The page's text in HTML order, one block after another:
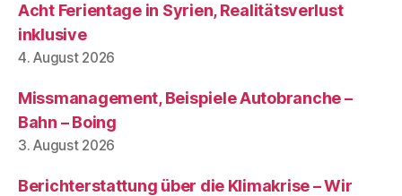
Acht Ferientage in Syrien, Realitätsverlust
inklusive
4. August 2026
Missmanagement, Beispiele Autobranche –
Bahn – Boing
3. August 2026
Berichterstattung über die Klimakrise – Wir